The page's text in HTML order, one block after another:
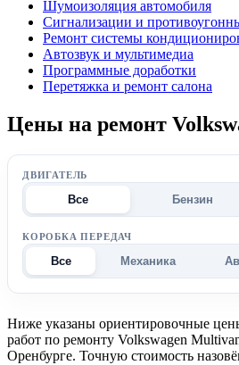
Шумоизоляция автомобиля
Сигнализации и
Ремонт системы
Автозвук и мультимедиа
Программные доработки
Перетяжка и ремонт салона
Цены на ремонт
ДВИГАТЕЛЬ
Все Бензин
КОРОБКА ПЕРЕДАЧ
Все Механика
Ниже указаны ориентировочные
работ по ремонту Volkswagen
Оренбурге. Точную стоимость